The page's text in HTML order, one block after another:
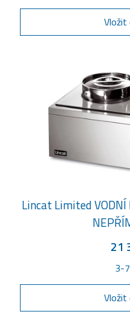
Vložit
Lincat Limited VODNÍ
21
3-
Vložit